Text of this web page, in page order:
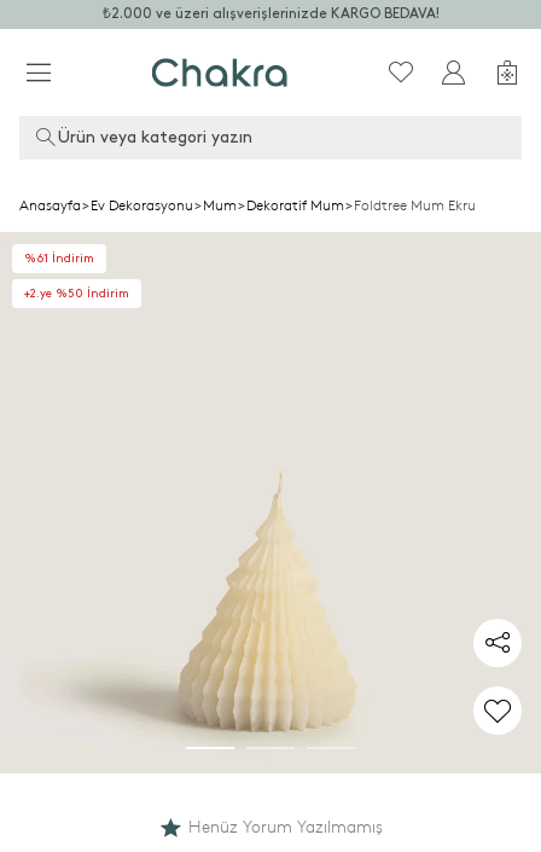
₺2.000 ve üzeri alışverişlerinizde KARGO BEDAVA!
Ürün veya kategori yazın
Anasayfa>Ev Dekorasyonu>Mum>Dekoratif Mum>Foldtree Mum Ekru
%61 İndirim
+2.ye %50 İndirim
Henüz Yorum Yazılmamış